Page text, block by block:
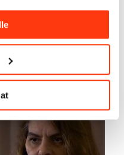
Emin / Edvard
Sjelens ensomhet
en introduksjon til